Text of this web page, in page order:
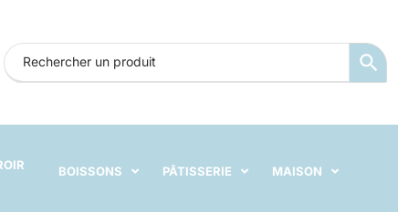
BOISSONS PÂTISSERIE MAISON